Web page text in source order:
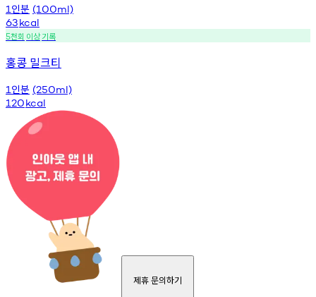
1 인분 (100ml)
63kcal
5천회 이상기록
홍콩 밀크티
1 인분 (250ml)
120kcal
제휴 문의하기